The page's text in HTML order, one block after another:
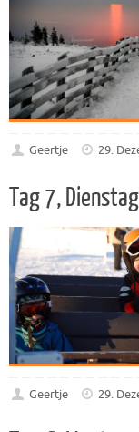
Geertje 29.
Tag 7,
Geertje 29.